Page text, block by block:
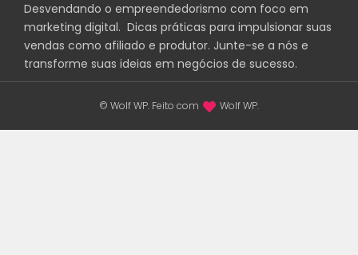
Desvendando o empreendedorismo com foco em
marketing digital. Dicas práticas para impulsionar suas
vendas como afiliado e produtor. Junte-se a nós e
transforme suas ideias em negócios de sucesso.
© Wolf WP. Feito com Wolf WP.